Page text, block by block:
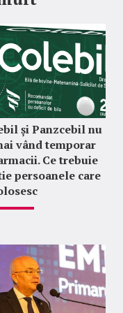
și Panzcebil nu
vând temporar
Ce trebuie
persoanele care